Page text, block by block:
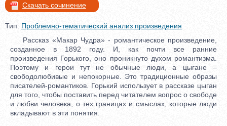
Скачать сочинение
Тип: Проблемно-тематический анализ произведения
Рассказ «Макар Чудра» - романтическое произведение,
созданное в 1892 году. И, как почти все ранние
произведения Горького, оно проникнуто духом романтизма.
Поэтому и герои тут не обычные люди, а цыгане –
свободолюбивые и непокорные. Это традиционные образы
писателей-романтиков. Горький использует в рассказе цыган
для того, чтобы поставить перед читателем вопрос о свободе
и любви человека, о тех границах и смыслах, которые люди
вкладывают в эти понятия.